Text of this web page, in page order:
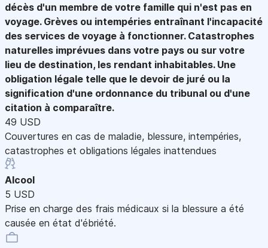
décès d'un membre de votre famille qui n'est pas en
voyage. Grèves ou intempéries entraînant l'incapacité
des services de voyage à fonctionner. Catastrophes
naturelles imprévues dans votre pays ou sur votre
lieu de destination, les rendant inhabitables. Une
obligation légale telle que le devoir de juré ou la
signification d'une ordonnance du tribunal ou d'une
citation à comparaître.
49 USD
Couvertures en cas de maladie, blessure, intempéries,
catastrophes et obligations légales inattendues
Alcool
5 USD
Prise en charge des frais médicaux si la blessure a été
causée en état d'ébriété.